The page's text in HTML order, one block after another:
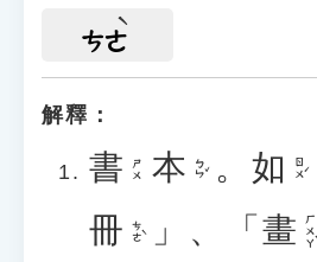
ㄘㄜ
解釋：
書 ㄕㄨ 本 ㄅㄣˇ 。 如 ㄖㄨˊ
冊 ㄘㄜˋ 」、「 畫 ㄏㄨㄚˋ